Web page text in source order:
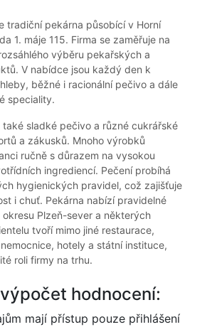
tradiční pekárna působící v Horní
1. máje 115. Firma se zaměřuje na
výběru pekařských a
V nabídce jsou každý den k
běžné i racionální pečivo a dále
speciality.
také sladké pečivo a různé cukrářské
a zákusků. Mnoho výrobků
ručně s důrazem na vysokou
ingrediencí. Pečení probíhá
hygienických pravidel, což zajišťuje
i chuť. Pekárna nabízí pravidelné
Plzeň-sever a některých
tvoří mimo jiné restaurace,
hotely a státní instituce,
roli firmy na trhu.
hodnocení:
mají přístup pouze přihlášení